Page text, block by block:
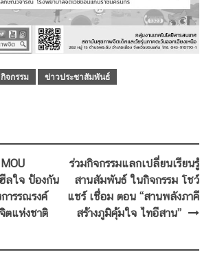
กิจกรรม ข่าวประชาสัมพันธ์
ลใจ ป้องกัน
ารรณรงค์
ตแห่งชาติ
ร่วมกิจกรรมแลกเปลี่ยนเรียนรู้
สานสัมพันธ์ ในกิจกรรม โชว์
แชร์ เชื่อม ตอน “สานพลังภาคี
สร้างภูมิคุ้มใจ ไทอีสาน”